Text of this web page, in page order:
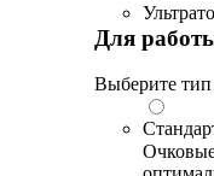
Для
Выберите тип